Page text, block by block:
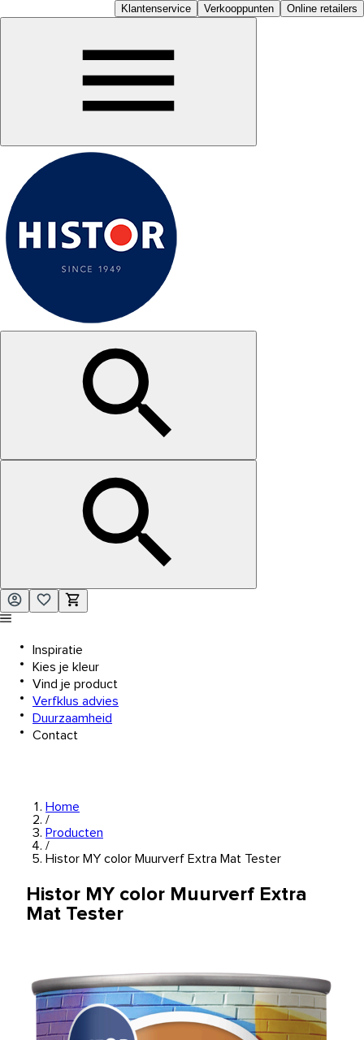
Klantenservice Verkooppunten Online retailers
Inspiratie
Kies je kleur
Vind je product
Verfklus advies
Duurzaamheid
Contact
Home
/
Producten
/
Histor MY color Muurverf Extra Mat Tester
Histor MY color Muurverf Extra
Mat Tester